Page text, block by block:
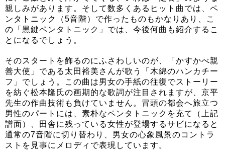
親しみがあります。そして数多くあるヒット曲では、ペ
ンタトニック（5音階）で作ったものもかなりあり、こ
の「黒鍵ペンタトニック」では、今後何曲も紹介するこ
とになるでしょう。
そのスタートを飾るのにふさわしいのが、「かすかべ親
善大使」である太田裕美さんが歌う「木綿のハンカチー
フ」でしょう。この曲は男女の手紙の往復でストーリー
を紡ぐ松本隆氏の画期的な歌詞が注目されますが、京平
先生の作曲技術も負けていません。冒頭の都会へ旅立つ
男性のパートには、素朴なペンタトニックを充て（上記
譜面）、田舎に残っている女性が登場するサビになると
通常の7音階に切り替わり、男女の心象風景のコントラ
ストを見事にメロディで表現しています。